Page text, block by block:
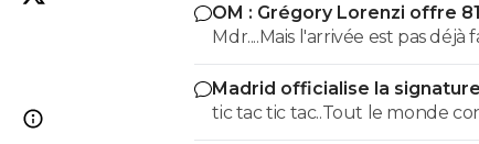
OM : Grégory Lorenzi offre
Frank McCourt
Mdr....Mais l'arrivée est pas déjà
10 ans ? Et 1 milliard paraît un
saugrenu comme hypothèse !
attendant prenez Marcin Bulka
Madrid officialise la
Diomande, le plus gros
tic tac tic tac..Tout le monde
bientot ton nom prénom et